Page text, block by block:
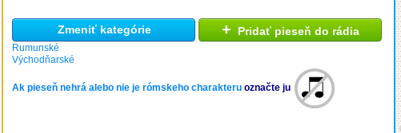
Zmeniť kategórie
Rumunské
Východňarské
+ Pridať pieseň do rádia
Ak pieseň nehrá alebo nie je rómskeho charakteru označte ju